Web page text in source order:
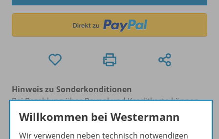
Hinweis zu Sonderkonditionen
Bei Bezahlung über Paypal und Kreditkarte können
keine Sonderkonditionen gewährt werden.
Sie haben ein passendes Spar-Paket ?
Um den für Sie gültigen Preis zu sehen,melden Sie
Willkommen bei Westermann
Wir verwenden neben technisch notwendigen